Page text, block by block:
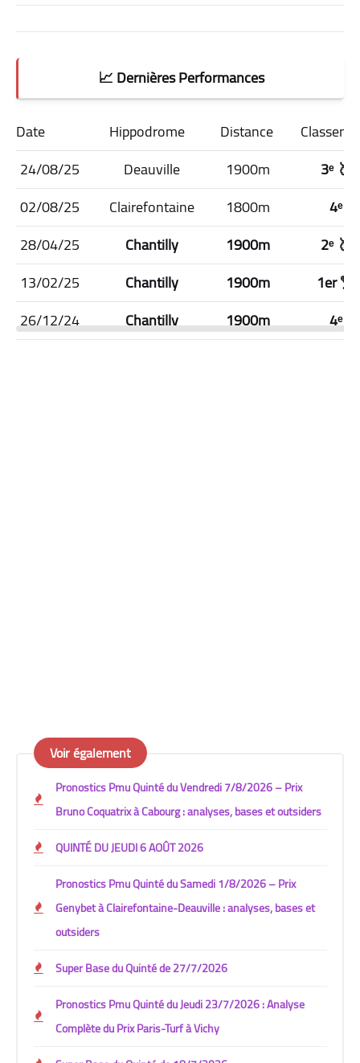
📈 Dernières Performances
Date Hippodrome Distance
24/08/25
Deauville 1900m
3ᵉ 🥉
02/08/25
Clairefontaine 1800m
4ᵉ
28/04/25
Chantilly 1900m
2ᵉ 🥈
13/02/25
Chantilly 1900m
1er 🏆
26/12/24
Chantilly 1900m 4ᵉ
Voir également
Pronostics Pmu Quinté du Vendredi 7/8/2026 – Prix
Bruno Coquatrix à Cabourg : analyses, bases et outsiders
QUINTÉ DU JEUDI 6 AOÛT 2026
Pronostics Pmu Quinté du Samedi 1/8/2026 – Prix
Genybet à Clairefontaine-Deauville : analyses, bases et
outsiders
Super Base du Quinté de 27/7/2026
Pronostics Pmu Quinté du Jeudi 23/7/2026 : Analyse
Complète du Prix Paris-Turf à Vichy